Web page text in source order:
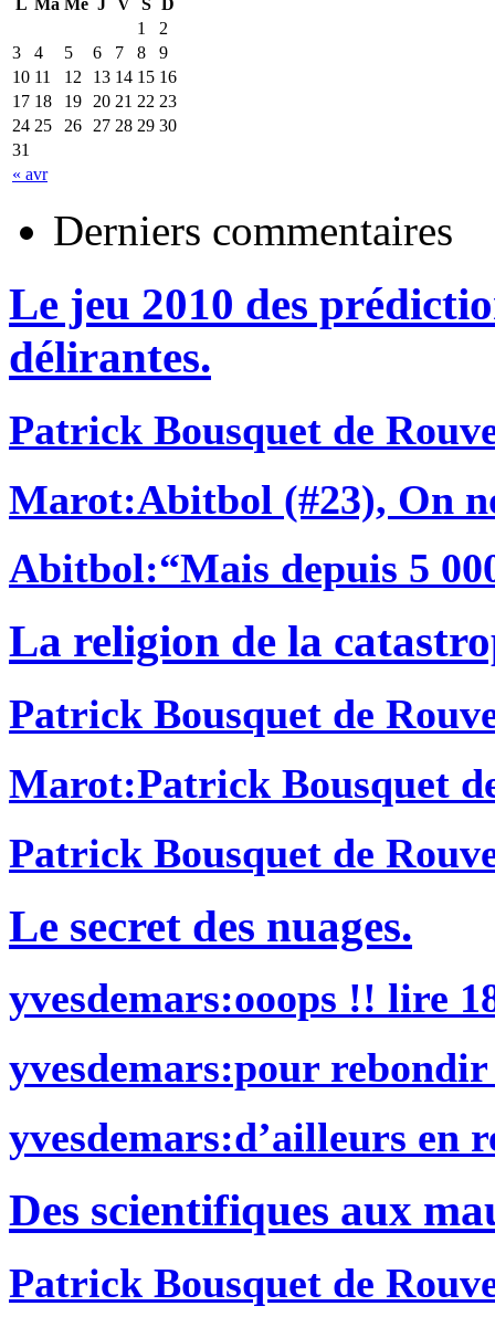
L Ma Me J V S D
« avr
1
2
3
4 5 6 7 8
9
10 11 12 13 14 15 16
17 18 19 20 21 22 23
24 25 26 27 28 29 30
31
Derniers commentaires
Le jeu 2010 des
délirantes.
Patrick Bousquet de
Marot:Abitbol (#23), On
Abitbol:“Mais depuis 5
La religion de la
Patrick Bousquet de
Marot:Patrick Bousquet
Patrick Bousquet de
Le secret des nuages.
yvesdemars:ooops !! lire
yvesdemars:pour rebondir
yvesdemars:d’ailleurs en
Des scientifiques aux
Patrick Bousquet de